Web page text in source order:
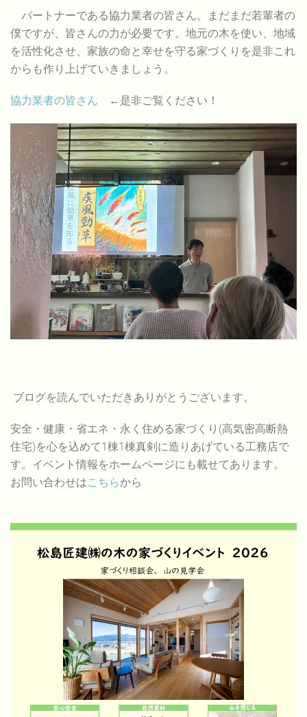
パートナーである協力業者の皆さん。まだまだ若輩者の
僕ですが、皆さんの力が必要です。地元の木を使い、地域
を活性化させ、家族の命と幸せを守る家づくりを是非これ
からも作り上げていきましょう。
協力業者の皆さん ←是非ご覧ください！
ブログを読んでいただきありがとうございます。
安全・健康・省エネ・永く住める家づくり(高気密高断熱
住宅)を心を込めて1棟1棟真剣に造りあげている工務店で
す。イベント情報をホームページにも載せてあります。
お問い合わせはこちらから